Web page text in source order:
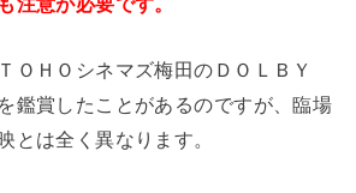
ＯＨＯシネマズ梅田のＤＯＬＢＹ
鑑賞したことがあるのですが、臨場
とは全く異なります。